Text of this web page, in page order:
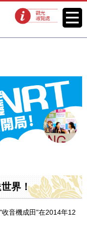
觀光導覽處 菜單
界！
音機成田"在2014年12